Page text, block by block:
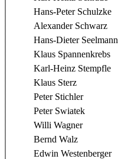
Hans-Peter Schulzke
Alexander Schwarz
Hans-Dieter Seelmann
Klaus Spannenkrebs
Karl-Heinz Stempfle
Klaus Sterz
Peter Stichler
Peter Swiatek
Willi Wagner
Bernd Walz
Edwin Westenberger